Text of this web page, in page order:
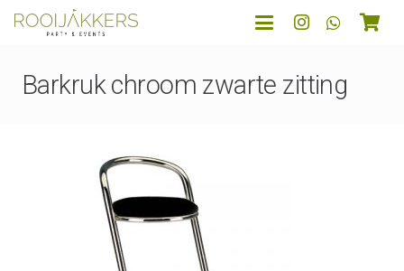
Barkruk chroom zwarte zitting